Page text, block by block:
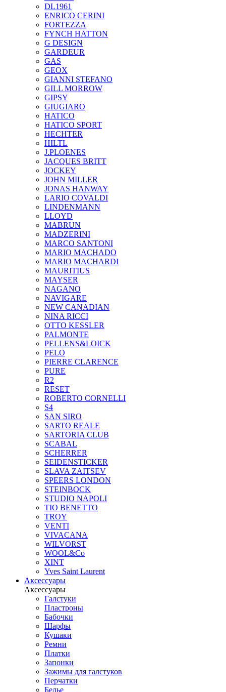
DL1961
ENRICO CERINI
FORTEZZA
FYNCH HATTON
G DESIGN
GARDEUR
GAS
GEOX
GIANNI STEFANO
GILL MORROW
GIPSY
GIUGIARO
HATICO
HATICO SPORT
HECHTER
HILTL
J.PLOENES
JAСQUES BRITT
JOCKEY
JOHN MILLER
JONAS HANWAY
LARIO COVALDI
LINDENMANN
LLOYD
MABRUN
MADZERINI
MARCO SANTONI
MARIO MACHADO
MARIO MACHARDI
MAURITIUS
MAYSER
NAGANO
NAVIGARE
NEW CANADIAN
NINA RICCI
OTTO KESSLER
PALMONTE
PELLENS&LOICK
PELO
PIERRE CLARENCE
PURE
R2
RESET
ROBERTO CORNELLI
S4
SAN SIRO
SARTO REALE
SARTORIA CLUB
SCABAL
SCHERRER
SEIDENSTICKER
SLAVA ZAITSEV
SPEERS LONDON
STEINBOCK
STUDIO NAPOLI
TIO BENETTO
TROY
VENTI
VIVACANA
WILVORST
WOOL&Co
XINT
Yves Saint Laurent
Аксессуары
Аксессуары
Галстуки
Пластроны
Бабочки
Шарфы
Кушаки
Ремни
Платки
Запонки
Зажимы для галстуков
Перчатки
Белье